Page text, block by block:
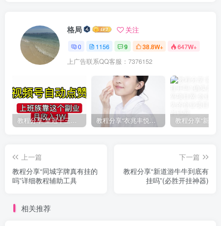
格局 关注
0 1156 9 38.8W+ 647W+
上广告联系QQ客服：7376152
教程分享“皇冠十三水有挂吗果然有挂”(确实真的有挂) 教程分享“衣兆丰悦有挂的吗”(确实真的有挂)
上一篇
教程分享“同城字牌真有挂的
吗”详细教程辅助工具
下一篇
教程分享“新道游牛牛到底有
挂吗”(必胜开挂神器)
相关推荐